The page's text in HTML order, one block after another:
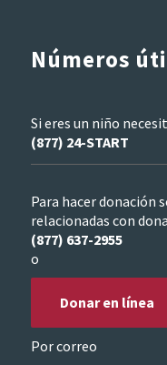
Números
Si eres un niño
(877) 24-START
Para hacer donación
relacionadas con
(877) 637-2955
o
Donar en línea
Por correo